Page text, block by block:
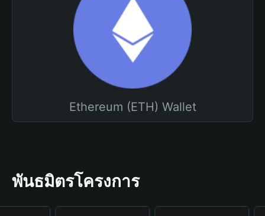
Ethereum (ETH) Wallet
พันธมิตรโครงการ